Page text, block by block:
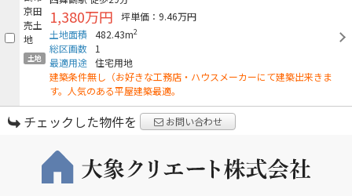
土地
1,380万円
坪単価：9.46万円
土地面積
482.43m2
総区画数
1
最適用途 住宅用地
建築条件無し（お好きな工務店・ハウスメーカーにて建築出来きま
す。人気のある平屋建築最適。
チェックした物件を お問い合わせ